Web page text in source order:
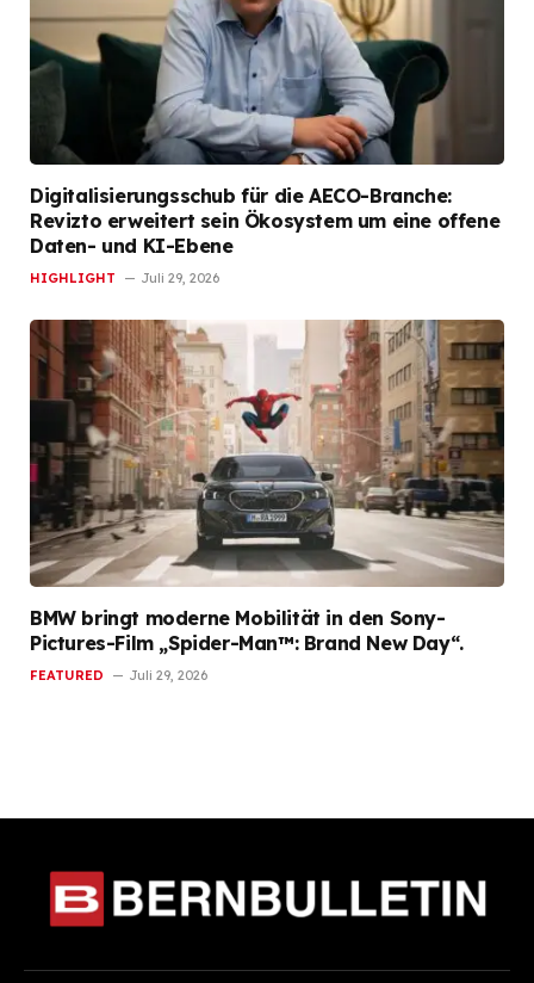
Digitalisierungsschub für die AECO-Branche:
Revizto erweitert sein Ökosystem um eine offene
Daten- und KI-Ebene
HIGHLIGHT Juli 29, 2026
BMW bringt moderne Mobilität in den Sony-
Pictures-Film „Spider-Man™: Brand New Day“.
FEATURED Juli 29, 2026